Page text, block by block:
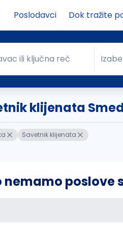
Poslodavci Dok tražite
ili ključna reč
ili ključna reč Grad
klijenata
Savetnik klijenata
nemamo poslove